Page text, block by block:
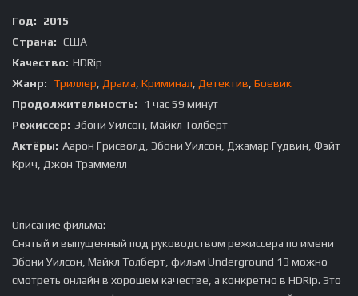
Год:
2015
Страна: США
Качество: HDRip
Жанр: Триллер Драма Криминал Детектив Боевик
Продолжительность:
1 час 59 минут
Режиссер: Эбони Уилсон, Майкл Толберт
Актёры: Аарон Грисволд, Эбони Уилсон, Джамар Гудвин, Фэйт
Крич, Джон Траммелл
Описание фильма:
Снятый и выпущенный под руководством режиссера по имени
Эбони Уилсон, Майкл Толберт, фильм Underground 13 можно
смотреть онлайн в хорошем качестве, а конкретно в HDRip. Это